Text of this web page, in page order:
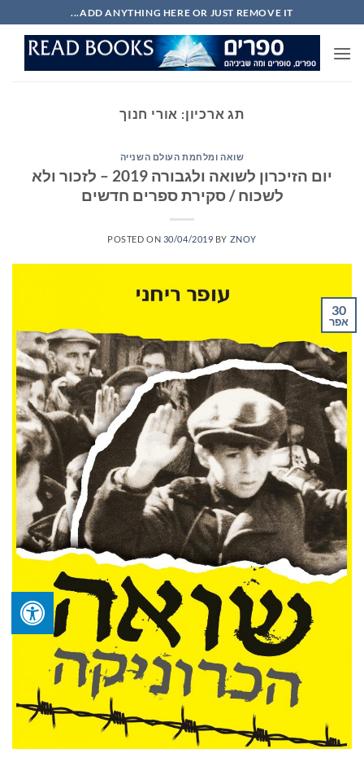
to
content
ADD ANYTHING HERE OR JUST REMOVE IT...
תג ארכיון: אורי חנוך
שואה ומלחמת העולם השנייה
יום הזיכרון לשואה ולגבורה 2019 – לזכור ולא
לשכוח / סקירת ספרים חדשים
POSTED ON 30/04/2019 BY ZNOY
30
אפר